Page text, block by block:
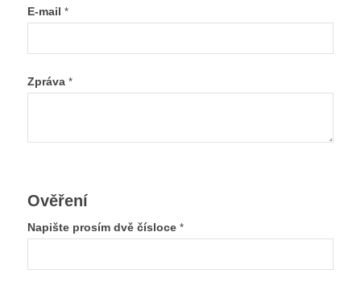
E-mail *
Zpráva *
Ověření
Napište prosím dvě čísloce *